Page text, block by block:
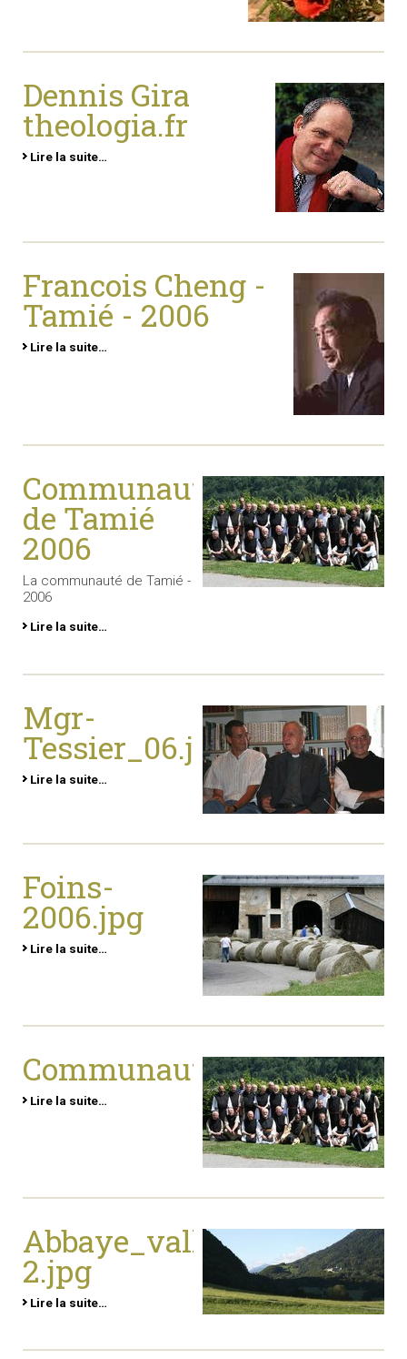
Dennis Gira
theologia.fr
Lire la suite…
Francois Cheng -
Tamié - 2006
Lire la suite…
Communaute
de Tamié
2006
La communauté de Tamié -
2006
Lire la suite…
Mgr-
Tessier_06.jpg
Lire la suite…
Foins-
2006.jpg
Lire la suite…
Communaute_06.jpg
Lire la suite…
Abbaye_vallon
2.jpg
Lire la suite…